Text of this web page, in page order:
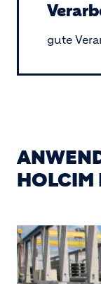
gute
HOLCIM